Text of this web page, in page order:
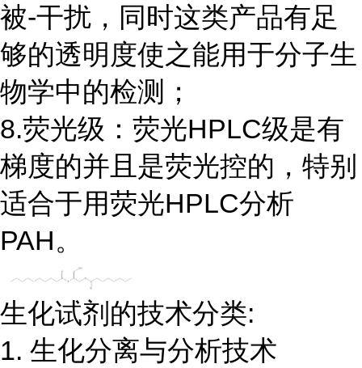
被-干扰，同时这类产品有足
够的透明度使之能用于分子生
物学中的检测；
8.荧光级：荧光HPLC级是有
梯度的并且是荧光控的，特别
适合于用荧光HPLC分析
PAH。
生化试剂的技术分类:
1. 生化分离与分析技术